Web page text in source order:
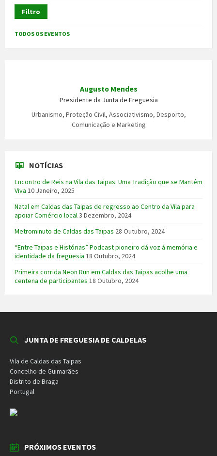
Filtro
TODOS OS EVENTOS
Augusto Mendes
Presidente da Junta de Freguesia
Urbanismo, Proteção Civil, Associativismo, Desporto,
Comunicação e Marketing
NOTÍCIAS
Encontro de Reis na Vila das Taipas: Uma Tradição que se Mantém
Viva 10 Janeiro, 2025
Natal em Caldas das Taipas de regresso ao Centro da Vila para
apoiar Comércio local3 Dezembro, 2024
Metrominuto de Caldas das Taipas 28 Outubro, 2024
“Entre Taipas e Histórias” Podcast pioneiro dá voz à memória e
identidade da freguesia 18 Outubro, 2024
Primeira corrida Neon Run em Caldas das Taipas acolhe uma
centena de participantes 18 Outubro, 2024
JUNTA DE FREGUESIA DE CALDELAS
Vila de Caldas das Taipas
Concelho de Guimarães
Distrito de Braga
Portugal
PRÓXIMOS EVENTOS